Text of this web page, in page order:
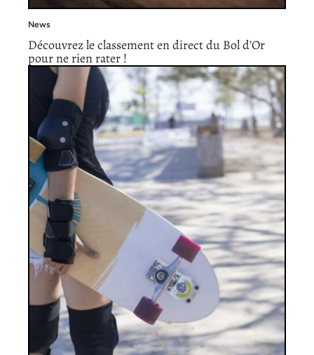
News
Découvrez le classement en direct du Bol d’Or
pour ne rien rater !